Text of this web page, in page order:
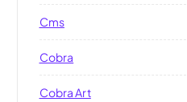
Cms
Cobra
Cobra Art